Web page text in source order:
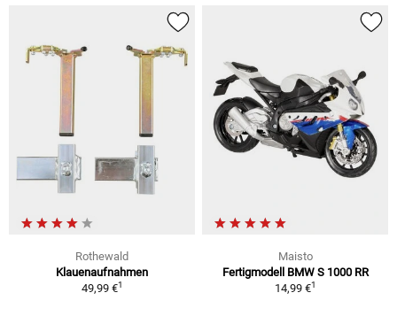
Rothewald
Klauenaufnahmen
49,99 €1
Maisto
Fertigmodell BMW S 1000 RR
14,99 €1